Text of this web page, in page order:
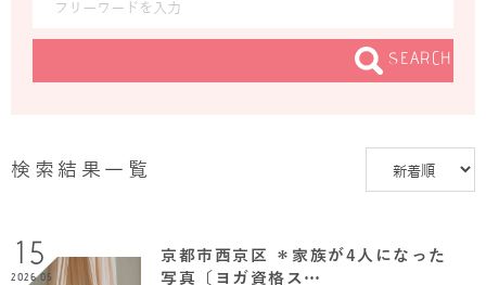
認定校レッスン一覧
SEARCH
検索結果一覧
15
2026.05
京都市西京区 ＊家族が4人になった
写真〔ヨガ資格ス…